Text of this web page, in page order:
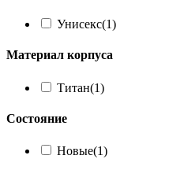
Унисекс(1)
Материал корпуса
Титан(1)
Состояние
Новые(1)